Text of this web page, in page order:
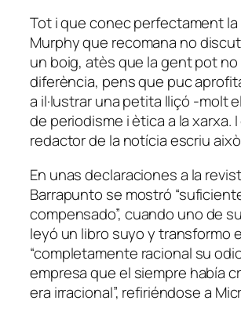
Tot i que conec perfectament la
Murphy que recomana no
un boig, atès que la gent pot
diferència, pens que puc
a il·lustrar una petita lliçó -molt
de periodisme i ètica a la xarxa.
redactor de la notícia escriu
En unas declaraciones a la
Barrapunto se mostró
compensado”, cuando uno de
leyó un libro suyo y transformo
“completamente racional su
empresa que el siempre había
era irracional”, refiriéndose a